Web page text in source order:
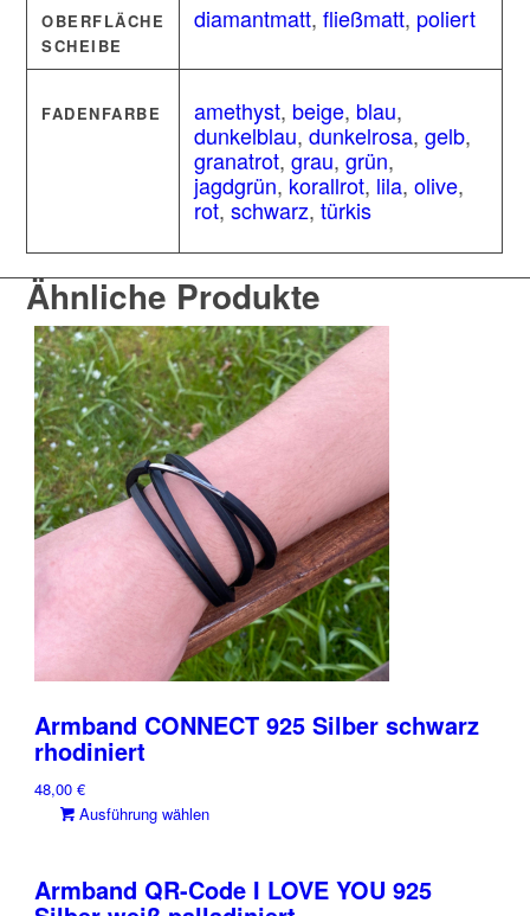
OBERFLÄCHE
SCHEIBE
diamantmatt,fließmatt, poliert
FADENFARBE amethyst, beige, blau,
dunkelblau,dunkelrosa,gelb,
granatrot,grau,grün,
jagdgrün, korallrot, lila,olive,
rot,schwarz,türkis
Ähnliche Produkte
Armband CONNECT 925 Silber schwarz
rhodiniert
48,00€
Ausführung wählen
mehrere
Varianten
Armband QR-Code I LOVE YOU 925